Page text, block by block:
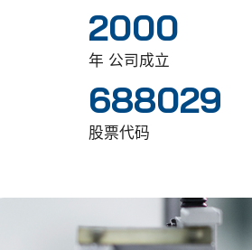
2000
年 公司成立
688029
股票代码